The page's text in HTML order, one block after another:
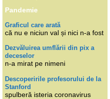
Pandemie
Graficul care arată
că nu e niciun val și nici n-a fost
Dezvăluirea umflării din pix a
deceselor
n-a mirat pe nimeni
Descoperirile profesorului de la
Stanford
spulberă isteria coronavirus